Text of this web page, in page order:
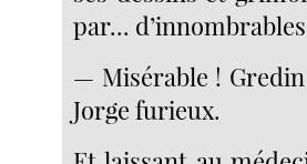
par...
— Misérable !
Jorge furieux.